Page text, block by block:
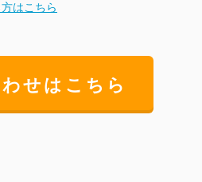
はこちら
せはこちら